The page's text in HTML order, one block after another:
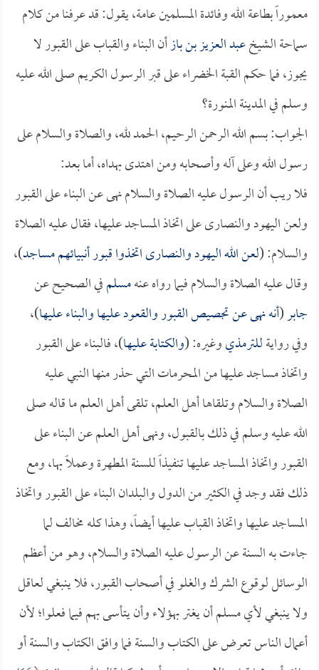
معموراً بطاعة الله وفائدة المسلمين عامة، يقول: قد عرفنا من كلام
سماحة الشيخعبد العزيز بن بازأن البناء والقباب على القبور لا
يجوز، فما حكم القبة الخضراء على قبر الرسول الكريم صلى الله عليه
وسلم في المدينة المنورة؟
الجواب: بسم الله الرحمن الرحيم، الحمد لله، والصلاة والسلام على
رسول الله وعلى آله وأصحابه ومن اهتدى بهداه، أما بعد:
فلا ريب أن الرسول عليه الصلاة والسلام نهى عن البناء على القبور
ولعن اليهود والنصارى على اتخاذ المساجد عليها، فقال عليه الصلاة
والسلام: (لعن الله اليهود والنصارى اتخذوا قبور أنبيائهم مساجد)،
وقال عليه الصلاة والسلام فيما رواه عنهمسلمفي الصحيح عن
جابر(أنه نهى عن تجصيص القبور والقعود عليها والبناء عليها)،
وفي روايةللترمذيوغيره: (والكتابة عليها)، فالبناء على القبور
واتخاذ مساجد عليها من المحرمات التي حذر منها النبي عليه
الصلاة والسلام وتلقاها أهل العلم، تلقى أهل العلم ما قاله صلى
الله عليه وسلم في ذلك بالقبول، ونهى أهل العلم عن البناء على
القبور واتخاذ المساجد عليها تنفيذاً للسنة المطهرة وعملاً بها، ومع
ذلك فقد وجد في الكثير من الدول والبلدان البناء على القبور واتخاذ
المساجد عليها واتخاذ القباب عليها أيضاً، وهذا كله مخالف لما
جاءت به السنة عن الرسول عليه الصلاة والسلام، وهو من أعظم
الوسائل لوقوع الشرك والغلو في أصحاب القبور، فلا ينبغي لعاقل
ولا ينبغي لأي مسلم أن يغتر بهؤلاء وأن يتأسى بهم فيما فعلوا؛ لأن
أعمال الناس تعرض على الكتاب والسنة فما وافق الكتاب والسنة أو